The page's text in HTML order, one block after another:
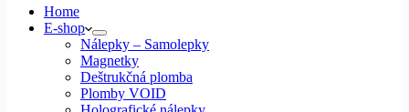
Home
E-shop
Nálepky – Samolepky
Magnetky
Deštrukčná plomba
Plomby VOID